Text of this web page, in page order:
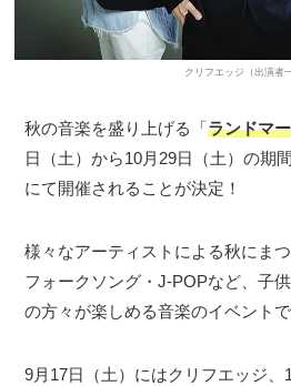
クリフエッジ（出演者一
秋の音楽を盛り上げる「ランドマ
日（土）から10月29日（土）の期
にて開催されることが決定！
様々なアーティストによる秋にま
フォークソング・J-POPなど、子
の方々が楽しめる音楽のイベントで
9月17日（土）にはクリフエッジ